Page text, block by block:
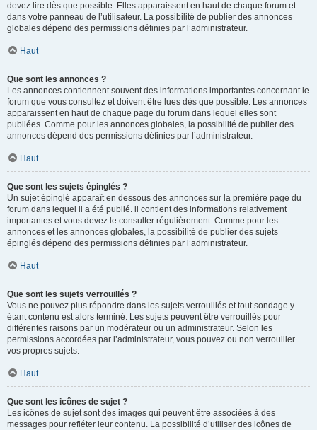
devez lire dès que possible. Elles apparaissent en haut de chaque forum et
dans votre panneau de l’utilisateur. La possibilité de publier des annonces
globales dépend des permissions définies par l’administrateur.
Haut
Que sont les annonces ?
Les annonces contiennent souvent des informations importantes concernant le
forum que vous consultez et doivent être lues dès que possible. Les annonces
apparaissent en haut de chaque page du forum dans lequel elles sont
publiées. Comme pour les annonces globales, la possibilité de publier des
annonces dépend des permissions définies par l’administrateur.
Haut
Que sont les sujets épinglés ?
Un sujet épinglé apparaît en dessous des annonces sur la première page du
forum dans lequel il a été publié. il contient des informations relativement
importantes et vous devez le consulter régulièrement. Comme pour les
annonces et les annonces globales, la possibilité de publier des sujets
épinglés dépend des permissions définies par l’administrateur.
Haut
Que sont les sujets verrouillés ?
Vous ne pouvez plus répondre dans les sujets verrouillés et tout sondage y
étant contenu est alors terminé. Les sujets peuvent être verrouillés pour
différentes raisons par un modérateur ou un administrateur. Selon les
permissions accordées par l’administrateur, vous pouvez ou non verrouiller
vos propres sujets.
Haut
Que sont les icônes de sujet ?
Les icônes de sujet sont des images qui peuvent être associées à des
messages pour refléter leur contenu. La possibilité d’utiliser des icônes de